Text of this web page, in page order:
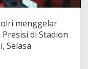
menggelar
di Stadion
Selasa